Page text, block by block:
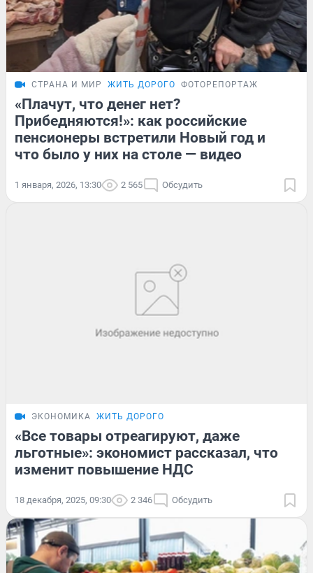
СТРАНА И МИР ЖИТЬ ДОРОГО ФОТОРЕПОРТАЖ
«Плачут, что денег нет?
Прибедняются!»: как российские
пенсионеры встретили Новый год и
что было у них на столе — видео
1 января, 2026, 13:30 2 565 Обсудить
ЭКОНОМИКА ЖИТЬ ДОРОГО
«Все товары отреагируют, даже
льготные»: экономист рассказал, что
изменит повышение НДС
18 декабря, 2025, 09:30 2 346 Обсудить